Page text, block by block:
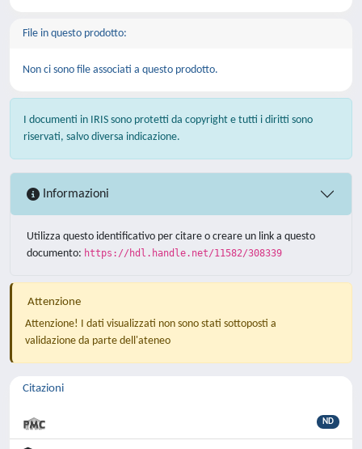
File in questo prodotto:
Non ci sono file associati a questo prodotto.
I documenti in IRIS sono protetti da copyright e tutti i diritti sono
riservati, salvo diversa indicazione.
Informazioni
Utilizza questo identificativo per citare o creare un link a questo
documento: https://hdl.handle.net/11582/308339
Attenzione
Attenzione! I dati visualizzati non sono stati sottoposti a
validazione da parte dell'ateneo
Citazioni
ND